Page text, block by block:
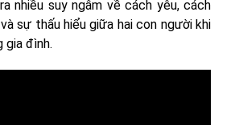
nhiều suy ngẫm về cách yêu, cách
sự thấu hiểu giữa hai con người khi
gia đình.